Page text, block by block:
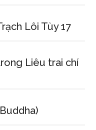
Lôi Tùy 17
Liêu trai chí